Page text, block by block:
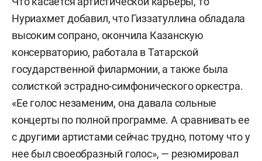
Нуриахмет добавил, что Гиззатуллина обладала
высоким сопрано, окончила Казанскую
консерваторию, работала в Татарской
государственной филармонии, а также была
солисткой эстрадно-симфонического оркестра.
«Ее голос незаменим, она давала сольные
концерты по полной программе. А сравнивать ее
с другими артистами сейчас трудно, потому что у
нее был своеобразный голос», — резюмировал